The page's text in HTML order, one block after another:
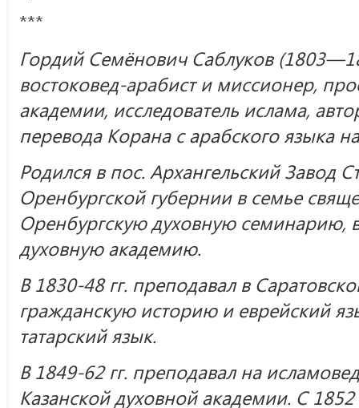
***
Гордий Семёнович Саблуков
востоковед-арабист и миссионер,
академии, исследователь ислама,
перевода Корана с арабского языка
Родился в пос. Архангельский Завод
Оренбургской губернии в семье
Оренбургскую духовную семинарию,
духовную академию.
В 1830-48 гг. преподавал в
гражданскую историю и еврейский
татарский язык.
В 1849-62 гг. преподавал на
Казанской духовной академии. С